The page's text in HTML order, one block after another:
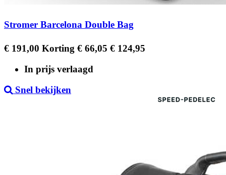
Stromer Barcelona Double Bag
Regular
€ 191,00 Korting € 66,05 Prijs
€ 124,95
In prijs verlaagd
Snel bekijken